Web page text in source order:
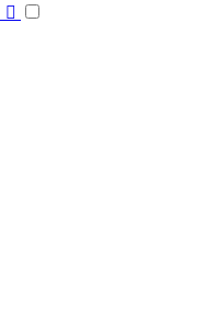
